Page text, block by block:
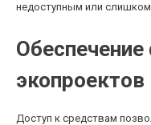
недоступным или
экопроектов
Доступ к средствам